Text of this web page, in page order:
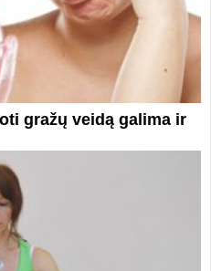
gražų veidą galima ir